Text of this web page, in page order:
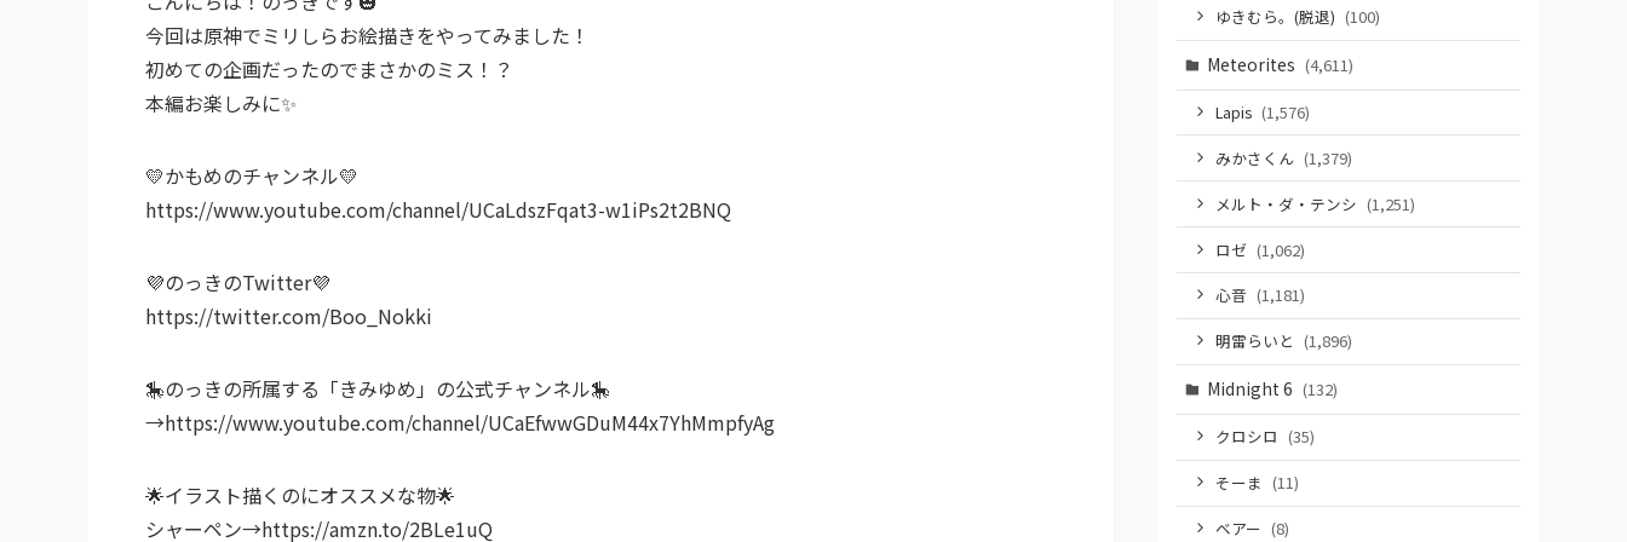
今回は原神でミリしらお絵描きをやってみました！
初めての企画だったのでまさかのミス！？
本編お楽しみに✨
💛かもめのチャンネル💛
https://www.youtube.com/channel/UCaLdszFqat3-w1iPs2t2BNQ
💜のっきのTwitter💜
https://twitter.com/Boo_Nokki
🎠のっきの所属する「きみゆめ」の公式チャンネル🎠
→https://www.youtube.com/channel/UCaEfwwGDuM44x7YhMmpfyAg
🌟イラスト描くのにオススメな物🌟
シャーペン→https://amzn.to/2BLe1uQ
ゆきむら。(脱退) (100)
Meteorites (4,611)
Lapis (1,576)
みかさくん (1,379)
メルト・ダ・テンシ (1,251)
ロゼ (1,062)
心音 (1,181)
明雷らいと (1,896)
Midnight 6 (132)
クロシロ (35)
そーま (11)
ベアー (8)